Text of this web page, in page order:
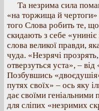
Та незрима сила
«на торжища й
того Слова робить те,
скидають з себе
слова великої правди,
чуда. «Незрячі
отверзуться уста», –
Позбувшись
путях своїх» – ось яку
дає своїми геніальними
для сліпих «незримих